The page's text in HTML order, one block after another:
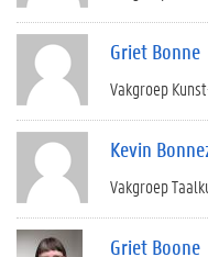
Griet Bonne
Vakgroep
Kevin
Vakgroep
Griet Boone